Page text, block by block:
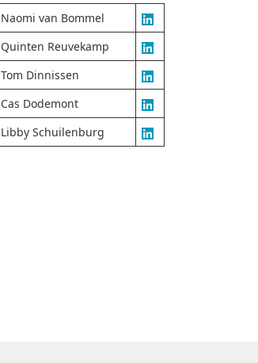
Naomi van Bommel
Quinten Reuvekamp
Tom Dinnissen
Cas Dodemont
Libby Schuilenburg